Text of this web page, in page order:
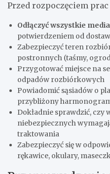
Przed rozpoczęciem prac
Odłączyć wszystkie media
potwierdzeniem od
Zabezpieczyć teren
postronnych (taśmy,
Przygotować miejsce na
odpadów rozbiórkowych
Powiadomić sąsiadów o
przybliżony
Dokładnie sprawdzić, czy
niebezpiecznych
traktowania
Zabezpieczyć się w
rękawice, okulary,